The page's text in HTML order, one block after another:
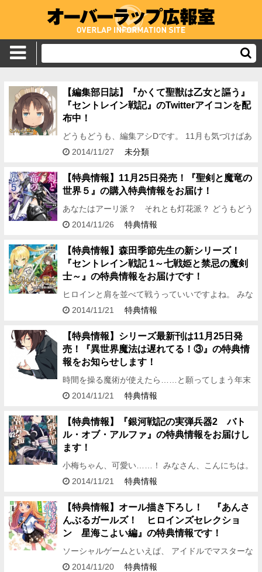
【編集部日誌】『かくて聖獣は乙女と謳う』
『セントレイン戦記』のTwitterアイコンを配
布中！
どうもどうも、編集アシDです。 11月も気づけばあ
と僅か（前にもこんなことを言った気がす
集部も一安心、 とは…
2014/11/27 未分類
【特典情報】11月25日発売！『聖剣と魔竜の
世界５』の購入特典情報をお届け！
あなたはアーリ派？ それとも灯花派？ どうもどう
も、編集アシDです。 今回は11月25日発売のオーバ
先生がお…
2014/11/26 特典情報
【特典情報】森田季節先生の新シリーズ！
『セントレイン戦記 1～七戦姫と禁忌の魔剣
士～』の特典情報をお届けです！
ヒロインと肩を並べて戦うっていいですよね。 みな
さん、こんばんは。 対等な関係が堪らなく好きな編
季節先生×n…
2014/11/21 特典情報
【特典情報】シリーズ最新刊は11月25日発
売！『異世界魔法は遅れてる！③』の特典情
報をお知らせします！
時間を操る魔術が使えたら……と願ってしまう年末
がやって来ました。 どうも、こんばんは。 編集ア
ストも発表され…
2014/11/21 特典情報
【特典情報】『銀河戦記の実弾兵器2 バト
ル・オブ・アルファ』の特典情報をお届けし
ます！
小梅ちゃん、可愛い……！ みなさん、こんにちは。
小梅ちゃんの魅力にすっかりやられた編集アシDで
ペースオ…
2014/11/21 特典情報
【特典情報】オール描き下ろし！ 『あんさ
んぶるガールズ！ ヒロインズセレクショ
ン 星海こよい編』の特典情報です！
ソーシャルゲームといえば、 アイドルでマスターな
某ゲームに入れ込んでいた記憶が……。 どうもどう
2014/11/20 特典情報